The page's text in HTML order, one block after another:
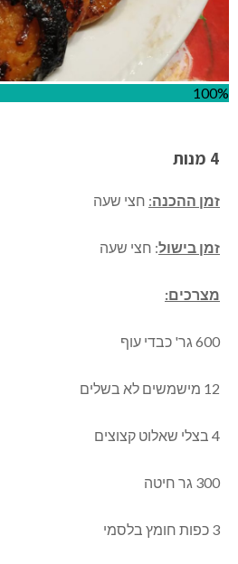
100%
4 מנות
זמן ההכנה: חצי שעה
זמן בישול: חצי שעה
מצרכים:
600 גר' כבדי עוף
12 מישמשים לא בשלים
4 בצלי שאלוט קצוצים
300 גר חיטה
3 כפות חומץ בלסמי